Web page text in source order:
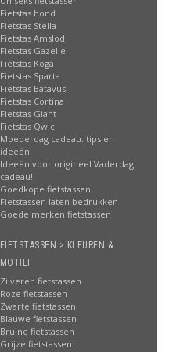
Fietstas hond
Fietstas Stella
Fietstas Amslod
Fietstas Gazelle
Fietstas Koga
Fietstas Sparta
Fietstas Batavus
Fietstas Cortina
Fietstas Giant
Fietstas Qwic
Moederdag cadeau: tips en
ideeën!
Ideeën voor origineel Vaderdag
cadeau!
Goedkope fietstassen
Fietstassen laten bedrukken
Goede merken fietstassen
FIETSTASSEN > KLEUREN &
MOTIEF
Zilveren fietstassen
Roze fietstassen
Zwarte fietstassen
Blauwe fietstassen
Bruine fietstassen
Grijze fietstassen